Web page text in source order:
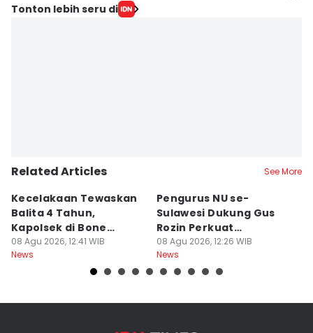
Editor
Tonton lebih seru di
Related Articles See More
Kecelakaan Tewaskan
Balita 4 Tahun,
Kapolsek di Bone
Diperiksa Propam
08 Agu 2026, 12:41 WIB
News
Pengurus NU se-
Sulawesi Dukung Gus
Rozin Perkuat
Pesantren dan
Kemandirian Jam'iyah
08 Agu 2026, 12:26 WIB
News